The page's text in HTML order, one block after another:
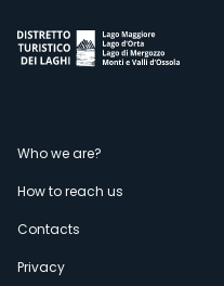
Menù
secondario
Who we are?
How to reach us
Contacts
Privacy